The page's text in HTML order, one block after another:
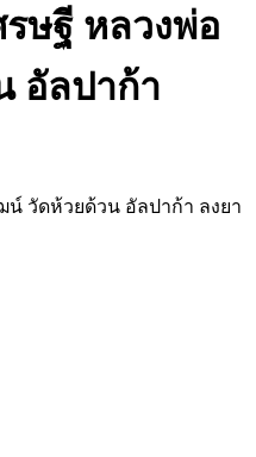
รษฐี หลวงพ่อ
อัลปาก้า
น์ วัดห้วยด้วน อัลปาก้า ลงยา